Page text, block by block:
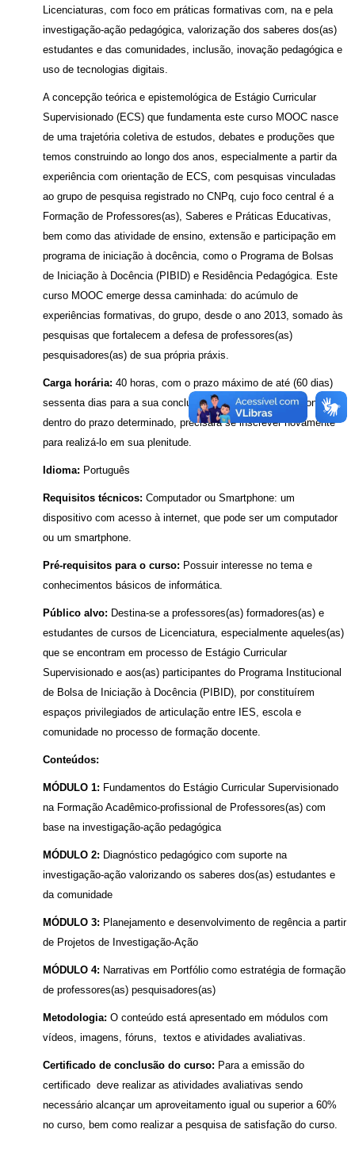
Licenciaturas, com foco em práticas formativas com, na e pela
investigação-ação pedagógica, valorização dos saberes dos(as)
estudantes e das comunidades, inclusão, inovação pedagógica e
uso de tecnologias digitais.
A concepção teórica e epistemológica de Estágio Curricular
Supervisionado (ECS) que fundamenta este curso MOOC nasce
de uma trajetória coletiva de estudos, debates e produções que
temos construindo ao longo dos anos, especialmente a partir da
experiência com orientação de ECS, com pesquisas vinculadas
ao grupo de pesquisa registrado no CNPq, cujo foco central é a
Formação de Professores(as), Saberes e Práticas Educativas,
bem como das atividade de ensino, extensão e participação em
programa de iniciação à docência, como o Programa de Bolsas
de Iniciação à Docência (PIBID) e Residência Pedagógica. Este
curso MOOC emerge dessa caminhada: do acúmulo de
experiências formativas, do grupo, desde o ano 2013, somado às
pesquisas que fortalecem a defesa de professores(as)
pesquisadores(as) de sua própria práxis.
Carga horária: 40 horas, com o prazo máximo de até (60 dias)
sessenta dias para a sua conclusão. Caso não consiga concluir
dentro do prazo determinado, precisará se inscrever novamente
para realizá-lo em sua plenitude.
Idioma: Português
Requisitos técnicos: Computador ou Smartphone: um
dispositivo com acesso à internet, que pode ser um computador
ou um smartphone.
Pré-requisitos para o curso: Possuir interesse no tema e
conhecimentos básicos de informática.
Público alvo: Destina-se a professores(as) formadores(as) e
estudantes de cursos de Licenciatura, especialmente aqueles(as)
que se encontram em processo de Estágio Curricular
Supervisionado e aos(as) participantes do Programa Institucional
de Bolsa de Iniciação à Docência (PIBID), por constituírem
espaços privilegiados de articulação entre IES, escola e
comunidade no processo de formação docente.
Conteúdos:
MÓDULO 1: Fundamentos do Estágio Curricular Supervisionado
na Formação Acadêmico-profissional de Professores(as) com
base na investigação-ação pedagógica
MÓDULO 2: Diagnóstico pedagógico com suporte na
investigação-ação valorizando os saberes dos(as) estudantes e
da comunidade
MÓDULO 3: Planejamento e desenvolvimento de regência a partir
de Projetos de Investigação-Ação
MÓDULO 4: Narrativas em Portfólio como estratégia de formação
de professores(as) pesquisadores(as)
Metodologia: O conteúdo está apresentado em módulos com
vídeos, imagens, fóruns, textos e atividades avaliativas.
Certificado de conclusão do curso: Para a emissão do
certificado deve realizar as atividades avaliativas sendo
necessário alcançar um aproveitamento igual ou superior a 60%
no curso, bem como realizar a pesquisa de satisfação do curso.